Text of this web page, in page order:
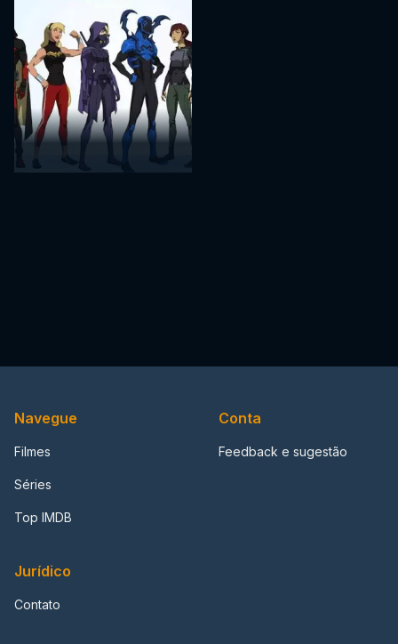
Navegue
Filmes
Séries
Top IMDB
Conta
Feedback e sugestão
Jurídico
Contato